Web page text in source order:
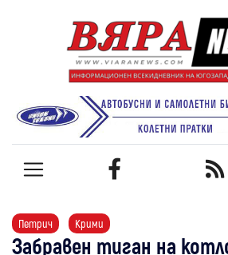
Петрич Крими
Забравен тиган на